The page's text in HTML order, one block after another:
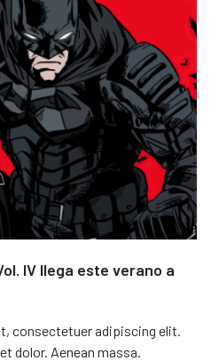
IV llega este verano a
consectetuer adipiscing elit.
dolor. Aenean massa.